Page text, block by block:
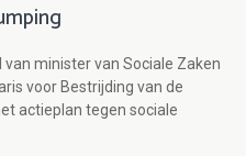
minister van Sociale Zaken
voor Bestrijding van de
actieplan tegen sociale